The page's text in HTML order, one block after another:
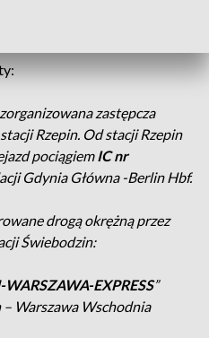
zastępcza
Rzepin. Od stacji Rzepin
pociągiemIC nr
Gdynia Główna -Berlin Hbf.
drogą okrężną przez
Świebodzin:
EXPRESS”
Warszawa Wschodnia